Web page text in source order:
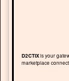
D2CTIXis your
marketplace